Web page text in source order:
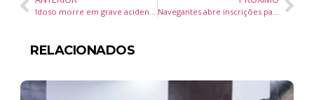
Idoso morre em grave acidente na Avenida Santa Catarina, em Camboriú Navegantes abre inscrições para aulas gratuitas do “Coral Instituto Portonave”
RELACIONADOS